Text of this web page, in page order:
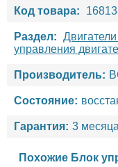
Код товара:
Раздел:
управления
Производитель:
Состояние:
Гарантия: 3 месяца
Похожие Блок